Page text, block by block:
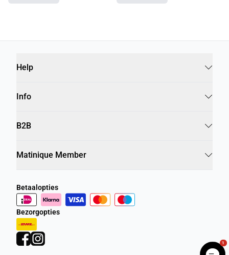
Help
Info
B2B
Matinique Member
Betaalopties
Bezorgopties
1